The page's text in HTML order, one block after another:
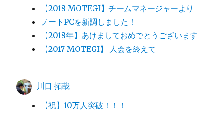
【2018 MOTEGI】チームマネージャーより
ノートPCを新調しました！
【2018年】あけましておめでとうございます
【2017 MOTEGI】 大会を終えて
川口 拓哉
【祝】10万人突破！！！